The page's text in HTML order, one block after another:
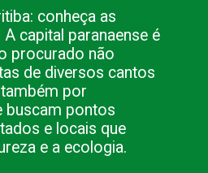
conheça as
capital paranaense é
procurado não
de diversos cantos
por
buscam pontos
e locais que
e a ecologia.